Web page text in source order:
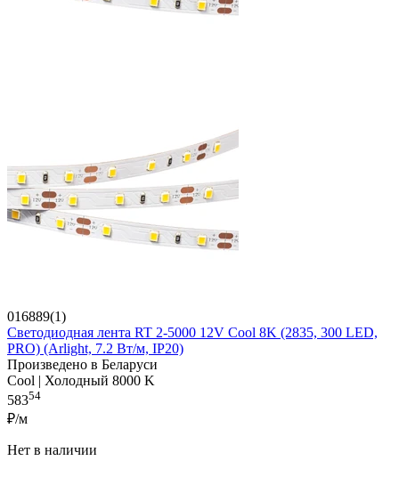
016889(1)
Светодиодная лента RT 2-5000 12V Cool 8K (2835, 300 LED,
PRO) (Arlight, 7.2 Вт/м, IP20)
Произведено в Беларуси
Cool | Холодный 8000 K
58354
₽/м
Нет в наличии